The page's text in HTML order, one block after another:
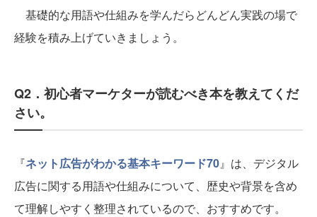
基礎的な用語や仕組みを学んだらどんどん実践の場で
経験を積み上げていきましょう。
Q2．初心者マーケターが読むべき本を教えてくだ
さい。
『ネット広告がわかる基本キーワード70』は、デジタル
広告に関する用語や仕組みについて、歴史や背景を含め
て理解しやすく整理されているので、おすすめです。